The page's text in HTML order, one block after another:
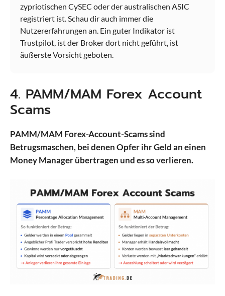
zypriotischen CySEC oder der australischen ASIC
registriert ist. Schau dir auch immer die
Nutzererfahrungen an. Ein guter Indikator ist
Trustpilot, ist der Broker dort nicht geführt, ist
äußerste Vorsicht geboten.
4. PAMM/MAM Forex Account
Scams
PAMM/MAM Forex-Account-Scams sind
Betrugsmaschen, bei denen Opfer ihr Geld an einen
Money Manager übertragen und es so verlieren.